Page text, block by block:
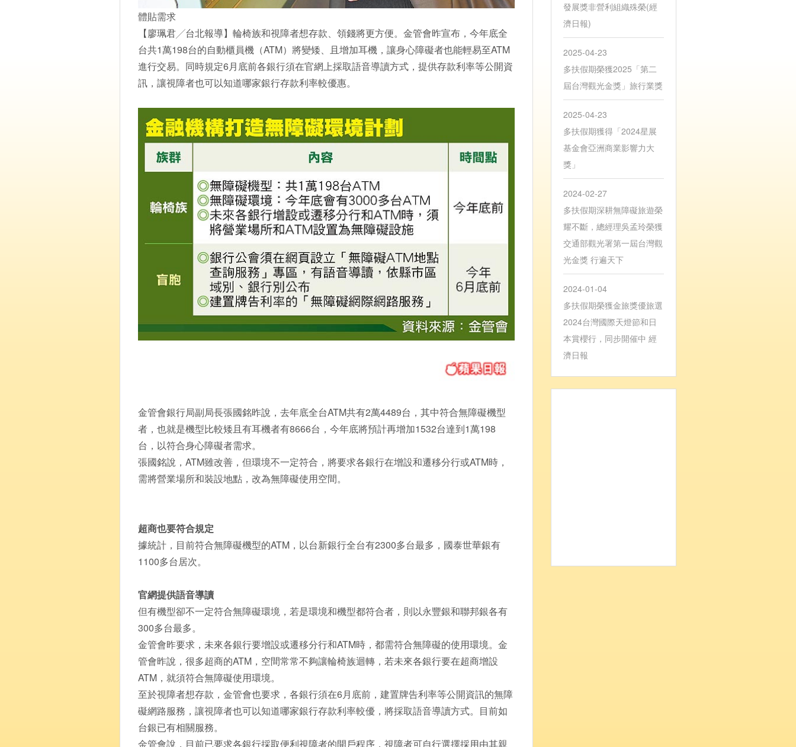
體貼需求
【廖珮君╱台北報導】輪椅族和視障者想存款、領錢將更方便。金管會昨宣布，今年底全
台共1萬198台的自動櫃員機（ATM）將變矮、且增加耳機，讓身心障礙者也能輕易至ATM
進行交易。同時規定6月底前各銀行須在官網上採取語音導讀方式，提供存款利率等公開資
訊，讓視障者也可以知道哪家銀行存款利率較優惠。
金管會銀行局副局長張國銘昨說，去年底全台ATM共有2萬4489台，其中符合無障礙機型
者，也就是機型比較矮且有耳機者有8666台，今年底將預計再增加1532台達到1萬198
台，以符合身心障礙者需求。
張國銘說，ATM雖改善，但環境不一定符合，將要求各銀行在增設和遷移分行或ATM時，
需將營業場所和裝設地點，改為無障礙使用空間。
超商也要符合規定
據統計，目前符合無障礙機型的ATM，以台新銀行全台有2300多台最多，國泰世華銀有
1100多台居次。
官網提供語音導讀
但有機型卻不一定符合無障礙環境，若是環境和機型都符合者，則以永豐銀和聯邦銀各有
300多台最多。
金管會昨要求，未來各銀行要增設或遷移分行和ATM時，都需符合無障礙的使用環境。金
管會昨說，很多超商的ATM，空間常常不夠讓輪椅族迴轉，若未來各銀行要在超商增設
ATM，就須符合無障礙使用環境。
至於視障者想存款，金管會也要求，各銀行須在6月底前，建置牌告利率等公開資訊的無障
礙網路服務，讓視障者也可以知道哪家銀行存款利率較優，將採取語音導讀方式。目前如
台銀已有相關服務。
金管會說，目前已要求各銀行採取便利視障者的開戶程序，視障者可自行選擇採用由其親
發展獎非營利組織殊榮(經
濟日報)
2025-04-23
多扶假期榮獲2025「第二
屆台灣觀光金獎」旅行業獎
2025-04-23
多扶假期獲得「2024星展
基金會亞洲商業影響力大
獎」
2024-02-27
多扶假期深耕無障礙旅遊榮
耀不斷，總經理吳孟玲榮獲
交通部觀光署第一屆台灣觀
光金獎 行遍天下
2024-01-04
多扶假期榮獲金旅獎優旅選
2024台灣國際天燈節和日
本賞櫻行，同步開催中 經
濟日報